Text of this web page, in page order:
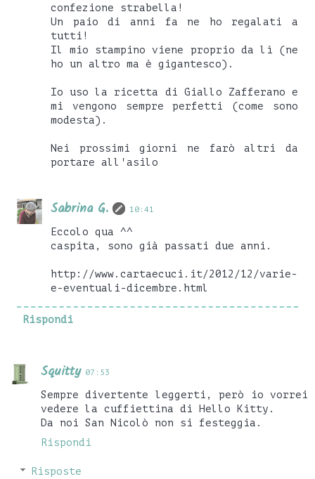
confezione strabella!
Un paio di anni fa ne ho regalati a
tutti!
Il mio stampino viene proprio da lì (ne
ho un altro ma è gigantesco).
Io uso la ricetta di Giallo Zafferano e
mi vengono sempre perfetti (come sono
modesta).
Nei prossimi giorni ne farò altri da
portare all'asilo
Sabrina G. 10:41
Eccolo qua ^^
caspita, sono già passati due anni.
http://www.cartaecuci.it/2012/12/varie-
e-eventuali-dicembre.html
Rispondi
Squitty 07:53
Sempre divertente leggerti, però io vorrei
vedere la cuffiettina di Hello Kitty.
Da noi San Nicolò non si festeggia.
Rispondi
Risposte